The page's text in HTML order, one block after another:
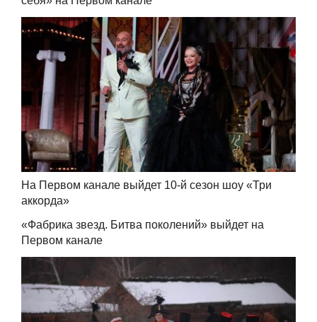
На Первом канале выйдет 10-й сезон шоу «Три
аккорда»
«Фабрика звезд. Битва поколений» выйдет на
Первом канале